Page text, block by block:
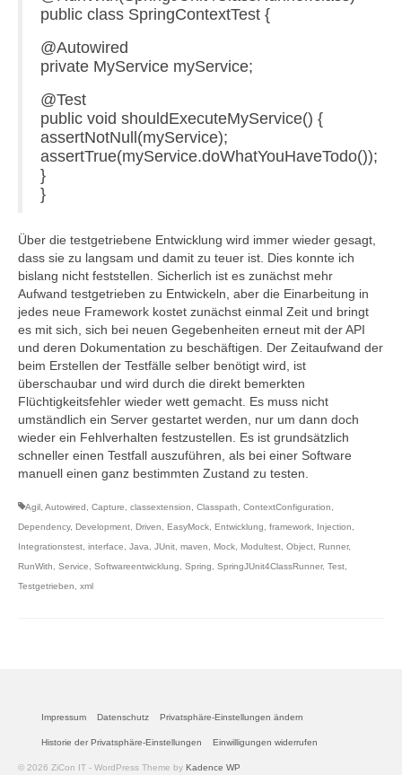
public class SpringContextTest {
@Autowired
private MyService myService;
@Test
public void shouldExecuteMyService() {
assertNotNull(myService);
assertTrue(myService.doWhatYouHaveTodo());
}
}
Über die testgetriebene Entwicklung wird immer wieder gesagt,
dass sie zu langsam und damit zu teuer ist. Dies konnte ich
bislang nicht feststellen. Sicherlich ist es zunächst mehr
Aufwand testgetrieben zu Entwickeln, aber die Einarbeitung in
jedes neue Framework kostet zunächst einmal Zeit und bringt
es mit sich, sich bei neuen Gegebenheiten erneut mit der API
und deren Dokumentation zu beschäftigen. Der Zeitaufwand der
beim Erstellen der Testfälle selber benötigt wird, ist
überschaubar und wird durch die direkt bemerkten
Flüchtigkeitsfehler wieder wett gemacht. Es muss nicht
umständlich ein Server gestartet werden, nur um dann doch
wieder ein Fehlverhalten festzustellen. Es ist grundsätzlich
schneller einen Testfall auszuführen, als bei einer Software
manuell einen ganz bestimmten Zustand zu testen.
Agil Autowired Capture classextension Classpath ContextConfiguration
Dependency, Development Driven EasyMock Entwicklung framework Injection
Integrationstest interface Java JUnit maven Mock Modultest Object Runner,
RunWith
Service Softwareentwicklung Spring SpringJUnit4ClassRunner, Test
Testgetrieben
xml
Impressum Datenschutz Privatsphäre-Einstellungen ändern
Historie der Privatsphäre-Einstellungen Einwilligungen widerrufen
© 2026 ZiCon IT - WordPress Theme by Kadence WP